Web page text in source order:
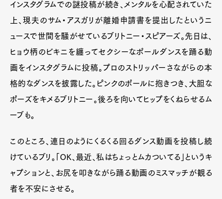
インスタグラムでの謎投稿が続き、メンタルを心配されていた
上、現夫のサム・アスガリが離婚申請書を提出したというニ
ュースで世間を騒がせているブリトニー・スピアーズ。先日は、
ヒョウ柄のビキニを纏ってセクシーなポールダンスを踊る動
画をインスタグラムに投稿。プロのストリッパーさながらの本
格的なダンスを披露した。ピンクのポールに抱きつき、大胆な
ポーズをキメるブリトニー。後ろを向いてヒップをくねらせるム
ーブも。
このところ、連日のようにくるくる回るダンス動画を投稿し続
けているブリ。「OK、最近、私はちょっとムカついてる」というキ
ャプションと、お尻を叩きながら踊る動画のミスマッチが観る
者を不安にさせる。